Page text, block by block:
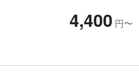
4,400 円〜